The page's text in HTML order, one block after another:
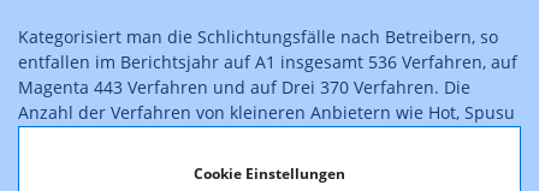
Cookie Einstellungen
Kategorisiert man die Schlichtungsfälle nach Betreibern, so
entfallen im Berichtsjahr auf A1 insgesamt 536 Verfahren, auf
Magenta 443 Verfahren und auf Drei 370 Verfahren. Die
Anzahl der Verfahren von kleineren Anbietern wie Hot, Spusu